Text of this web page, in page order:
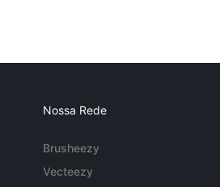
Nossa Rede
Brusheezy
Vecteezy